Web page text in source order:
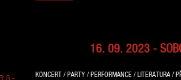
16. 09. 2023 -
KONCERT / PARTY / PERFORMANCE / LITERATURA /